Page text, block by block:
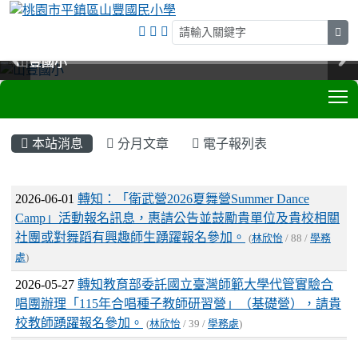
山豐國小
山豐國小
山豐國小
山豐國小
本站消息 分月文章 電子報列表
文章列表
2026-06-01 轉知：「衛武營2026夏舞營Summer Dance
Camp」活動報名訊息，惠請公告並鼓勵貴單位及貴校相關
社團或對舞蹈有興趣師生踴躍報名參加。
(林欣怡 / 88 / 學務
處)
2026-05-27 轉知教育部委託國立臺灣師範大學代管實驗合
唱團辦理「115年合唱種子教師研習營」（基礎營），請貴
校教師踴躍報名參加。
(林欣怡 / 39 / 學務處)